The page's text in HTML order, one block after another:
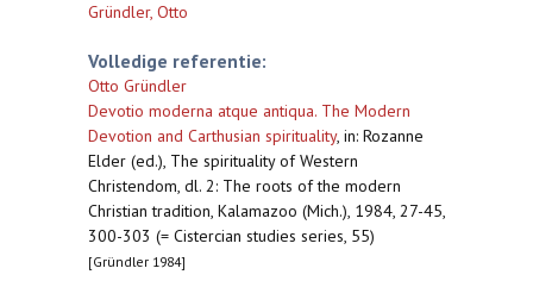
Gründler, Otto
Volledige referentie:
Otto Gründler
Devotio moderna atque antiqua. The Modern
Devotion and Carthusian spirituality, in: Rozanne
Elder (ed.), The spirituality of Western
Christendom, dl. 2: The roots of the modern
Christian tradition, Kalamazoo (Mich.), 1984, 27-45,
300-303 (= Cistercian studies series, 55)
[Gründler 1984]